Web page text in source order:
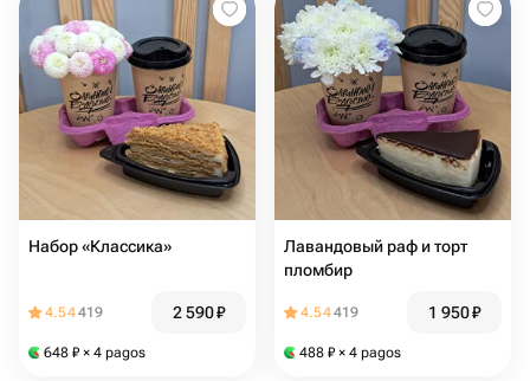
Набор «Классика»
4.54419 2 590₽
648 ₽ × 4 pagos
Лавандовый раф и торт
пломбир
4.54419 1 950₽
488 ₽ × 4 pagos